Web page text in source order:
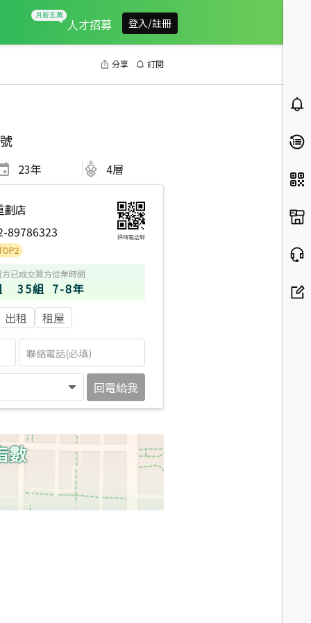
人才招募 登入/註冊
分享 訂閱
23年 4層
劃店
89786323 掃碼電話聊
已成交買方
35組
從業時間
7-8年
出租 租屋
回電給我